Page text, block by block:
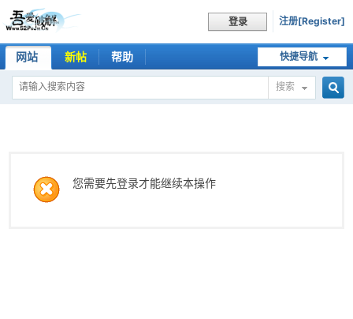
登录 注册[Register]
快捷导航
网站 新帖 帮助
搜索
您需要先登录才能继续本操作